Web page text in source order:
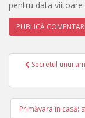
pentru data
Navigare
articole
Secretul unui
Primăvara în casă: